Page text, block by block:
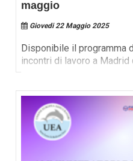
maggio
Giovedi 22 Maggio 2025
Disponibile il programma
incontri di lavoro a